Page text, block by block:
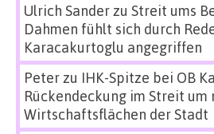
Ulrich Sanderzu Streit ums
Dahmen fühlt sich durch
Karacakurtoglu angegriffen
Peterzu IHK-Spitze bei OB
Rückendeckung im Streit um
Wirtschaftsflächen der Stadt